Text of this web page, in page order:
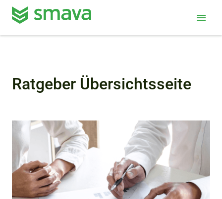
menu
Ratgeber Übersichtsseite